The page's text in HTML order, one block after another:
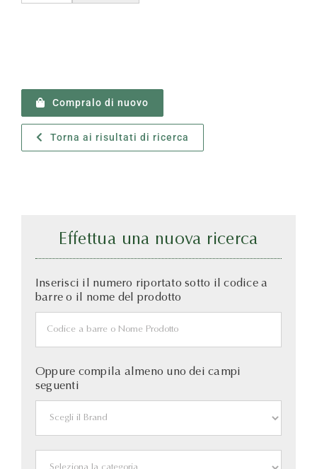
Compralo di nuovo
Torna ai risultati di ricerca
Effettua una nuova ricerca
Inserisci il numero riportato sotto il codice a
barre o il nome del prodotto
Oppure compila almeno uno dei campi
seguenti